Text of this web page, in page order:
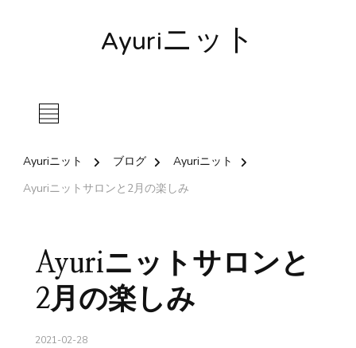
Ayuriニット
Ayuriニット ブログ
Ayuriニット
Ayuriニットサロンと2月の楽しみ
Ayuriニットサロンと
2月の楽しみ
2021-02-28